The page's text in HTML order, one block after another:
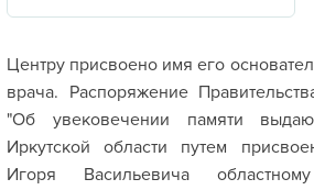
Центру присвоено имя его
врача. Распоряжение
"Об увековечении памяти
Иркутской области путем
Игоря Васильевича областному